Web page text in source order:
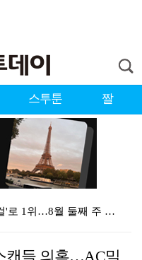
스투툰 짤
'로 1위…8월 둘째 주 …
캔들 의혹…AC밀